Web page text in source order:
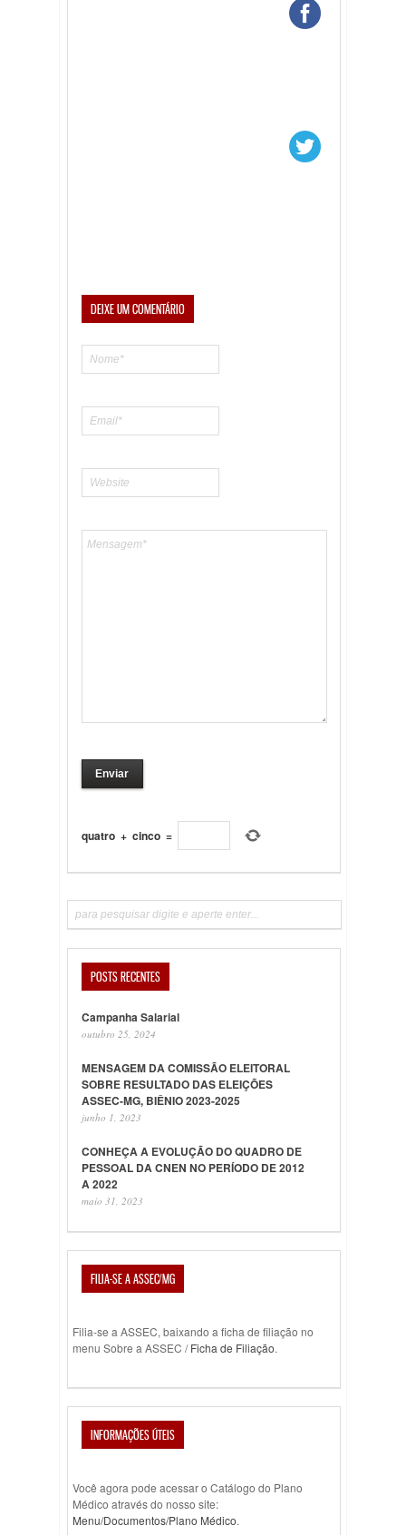
DEIXE UM COMENTÁRIO
quatro + cinco =
POSTS RECENTES
Campanha Salarial
outubro 25, 2024
MENSAGEM DA COMISSÃO ELEITORAL
SOBRE RESULTADO DAS ELEIÇÕES
ASSEC-MG, BIÊNIO 2023-2025
junho 1, 2023
CONHEÇA A EVOLUÇÃO DO QUADRO DE
PESSOAL DA CNEN NO PERÍODO DE 2012
A 2022
maio 31, 2023
FILIA-SE A ASSEC/MG
Filia-se a ASSEC, baixando a ficha de filiação no
menu Sobre a ASSEC /Ficha de Filiação.
INFORMAÇÕES ÚTEIS
Você agora pode acessar o Catálogo do Plano
Médico através do nosso site:
Menu/Documentos/Plano Médico.